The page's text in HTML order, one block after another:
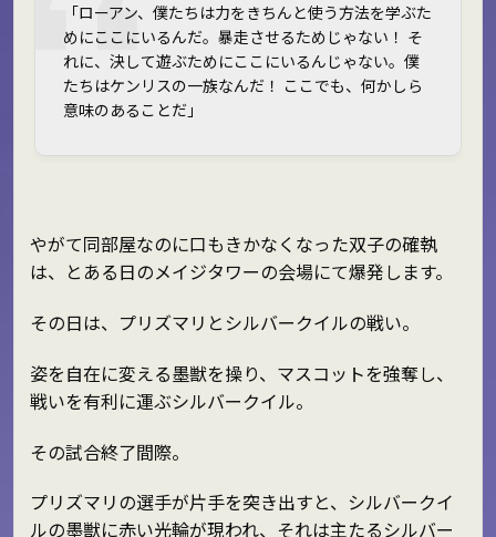
「ローアン、僕たちは力をきちんと使う方法を学ぶた
めにここにいるんだ。暴走させるためじゃない！ そ
れに、決して遊ぶためにここにいるんじゃない。僕
たちはケンリスの一族なんだ！ ここでも、何かしら
意味のあることだ」
やがて同部屋なのに口もきかなくなった双子の確執
は、とある日のメイジタワーの会場にて爆発します。
その日は、プリズマリとシルバークイルの戦い。
姿を自在に変える墨獣を操り、マスコットを強奪し、
戦いを有利に運ぶシルバークイル。
その試合終了間際。
プリズマリの選手が片手を突き出すと、シルバークイ
ルの墨獣に赤い光輪が現われ、それは主たるシルバー